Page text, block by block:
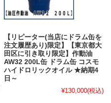
【リピーター(当店にドラム缶を
注文履歴あり)限定】【東京都大
田区に引き取り限定】作動油
AW32 200L缶 ドラム缶 コスモ
ハイドロリックオイル ★納期4
日～
¥130,000(税込)